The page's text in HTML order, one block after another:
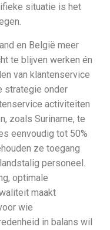
situatie is het
en België meer
te blijven werken én
van klantenservice
strategie onder
activiteiten
zoals Suriname, te
eenvoudig tot 50%
ze toegang
personeel.
optimale
maakt
wie
in balans wil